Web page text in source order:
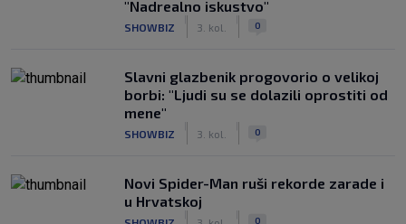
"Nadrealno iskustvo"
SHOWBIZ 3. kol. 0
Slavni glazbenik progovorio o velikoj
borbi: "Ljudi su se dolazili oprostiti od
mene"
SHOWBIZ 3. kol. 0
Novi Spider-Man ruši rekorde zarade i
u Hrvatskoj
0